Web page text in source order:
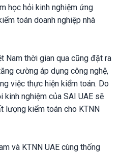
học hỏi kinh nghiệm ứng
toán doanh nghiệp nhà
Nam thời gian qua cũng đặt ra
cường áp dụng công nghệ,
việc thực hiện kiểm toán. Do
kinh nghiệm của SAI UAE sẽ
lượng kiểm toán cho KTNN
và KTNN UAE cùng thống